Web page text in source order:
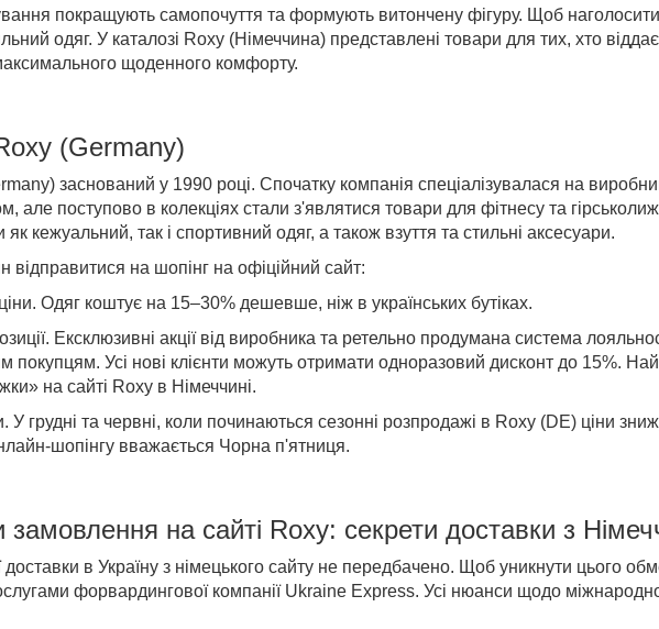
покращують самопочуття та формують витончену фігуру. Щоб наголосити
одяг. У каталозі Roxy (Німеччина) представлені товари для тих, хто
щоденного комфорту.
(Germany)
заснований у 1990 році. Спочатку компанія спеціалізувалася на
але поступово в колекціях стали з'являтися товари для фітнесу та
кежуальний, так і спортивний одяг, а також взуття та стильні аксесуари.
відправитися на шопінг на офіційний сайт:
. Одяг коштує на 15–30% дешевше, ніж в українських бутіках.
. Ексклюзивні акції від виробника та ретельно продумана система
покупцям. Усі нові клієнти можуть отримати одноразовий дисконт до 15%.
на сайті Roxy в Німеччині.
У грудні та червні, коли починаються сезонні розпродажі в Roxy (DE) ціни
шопінгу вважається Чорна п'ятниця.
замовлення насайті Roxy: секрети доставки з
доставки в Україну з німецького сайту не передбачено. Щоб уникнути цього
форвардингової компанії Ukraine Express. Усі нюанси щодо